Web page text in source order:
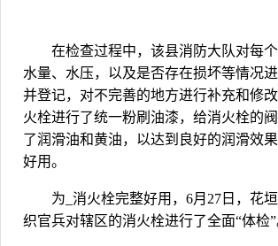
在检查过程中，该县消防大队对每个
水量、水压，以及是否存在损坏等情况
并登记，对不完善的地方进行补充和修
火栓进行了统一粉刷油漆，给消火栓的
了润滑油和黄油，以达到良好的润滑效
好用。
为_消火栓完整好用，6月27日，花垣
织官兵对辖区的消火栓进行了全面“体检”